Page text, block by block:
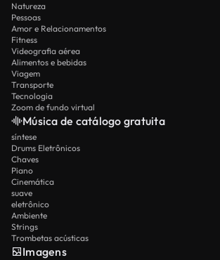
Natureza
Pessoas
Amor e Relacionamentos
Fitness
Videografia aérea
Alimentos e bebidas
Viagem
Transporte
Tecnologia
Zoom de fundo virtual
Música de catálogo gratuita
síntese
Drums Eletrônicos
Chaves
Piano
Cinemática
suave
eletrônico
Ambiente
Strings
Trombetas acústicas
Imagens